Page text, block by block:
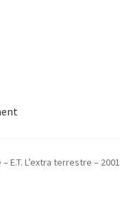
E.T. L’extra terrestre – 2001